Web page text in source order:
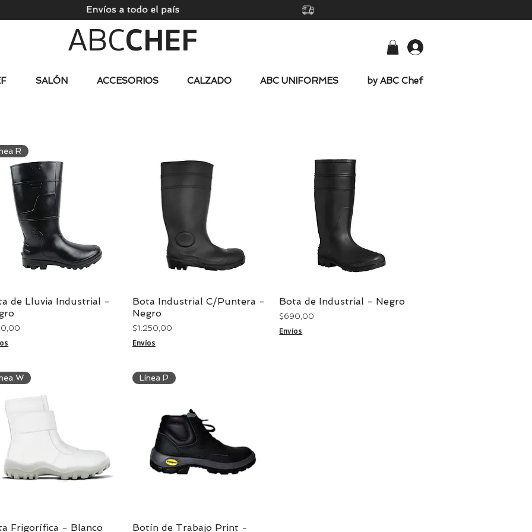
ABCCHEF
SALÓN ACCESORIOS CALZADO ABC UNIFORMES by ABC Chef
Vista rápida
R
de Lluvia Industrial -
Vista rápida
Bota Industrial C/Puntera -
Negro
Precio
$ 1.250,00
Envíos
Vista rápida
Bota de Industrial - Negro
Precio
$ 690,00
Envíos
Vista rápida
W
Frigorífica - Blanco Vista rápida
Línea P
Botín de Trabajo Print -